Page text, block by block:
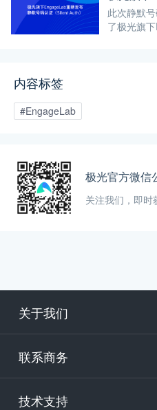
此次静默
了极光旗
内容标签
#EngageLab
极光官方微信
关注我们，即时
关于我们
联系商务
技术支持